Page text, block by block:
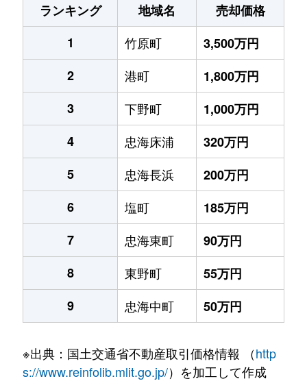
ランキング
地域名
売却価格
1
竹原町
3,500万円
2
港町
1,800万円
3
下野町
1,000万円
4
忠海床浦
320万円
5
忠海長浜
200万円
6
塩町
185万円
7
忠海東町
90万円
8
東野町
55万円
9
忠海中町 50万円
※出典：国土交通省不動産取引価格情報 （http
s://www.reinfolib.mlit.go.jp/）を加工して作成